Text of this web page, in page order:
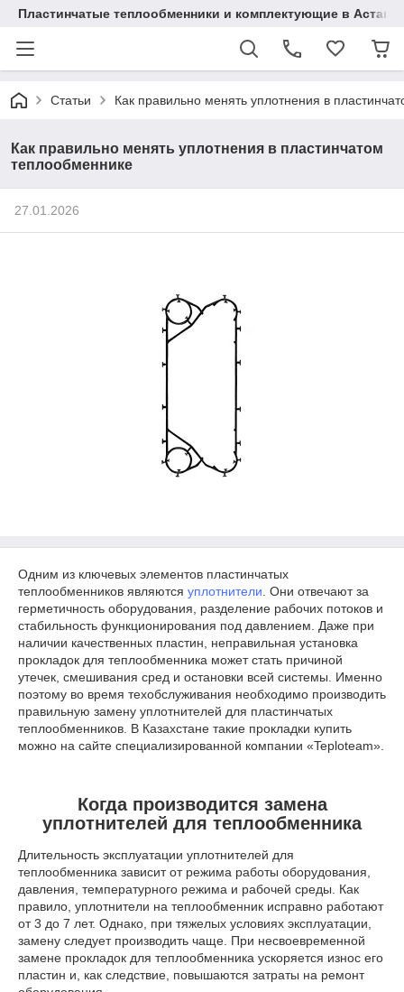
Пластинчатые теплообменники и комплектующие в Астане
Статьи Как правильно менять уплотнения в
Как правильно менять уплотнения в пластинчатом
теплообменнике
27.01.2026
Одним из ключевых элементов пластинчатых
теплообменников являются уплотнители . Они отвечают за
герметичность оборудования, разделение рабочих потоков и
стабильность функционирования под давлением. Даже при
наличии качественных пластин, неправильная установка
прокладок для теплообменника может стать причиной
утечек, смешивания сред и остановки всей системы. Именно
поэтому во время техобслуживания необходимо производить
правильную замену уплотнителей для пластинчатых
теплообменников. В Казахстане такие прокладки купить
можно на сайте специализированной компании «Teploteam».
Когда производится замена
уплотнителей для теплообменника
Длительность эксплуатации уплотнителей для
теплообменника зависит от режима работы оборудования,
давления, температурного режима и рабочей среды. Как
правило, уплотнители на теплообменник исправно работают
от 3 до 7 лет. Однако, при тяжелых условиях эксплуатации,
замену следует производить чаще. При несвоевременной
замене прокладок для теплообменника ускоряется износ его
пластин и, как следствие, повышаются затраты на ремонт